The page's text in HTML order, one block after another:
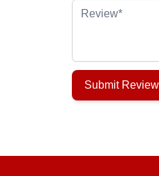
Review
Submit Review